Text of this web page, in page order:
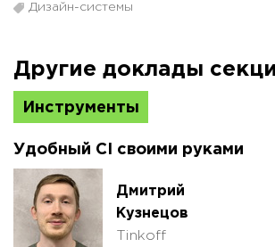
Дизайн-системы
Другие доклады
Инструменты
Удобный CI своими руками
Дмитрий
Кузнецов
Tinkoff